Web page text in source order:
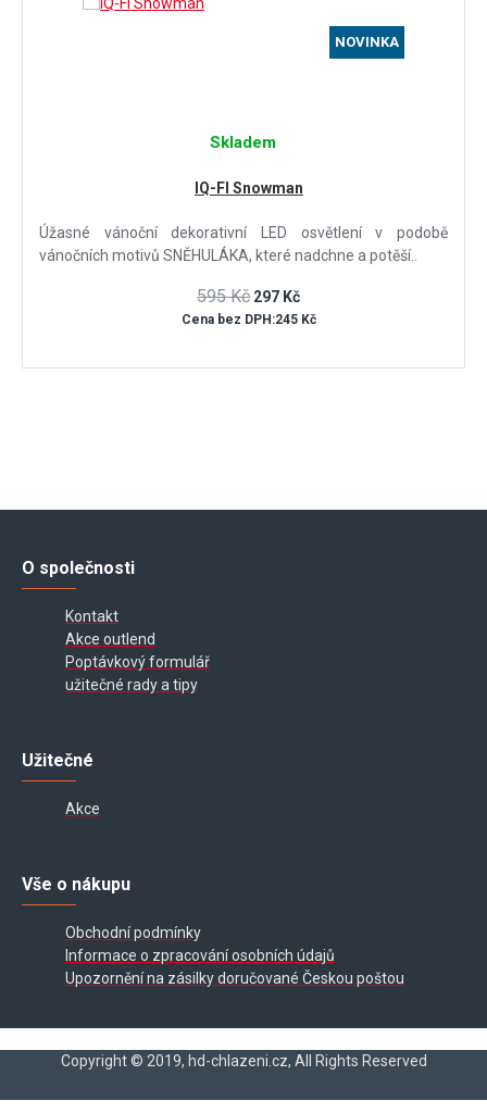
NOVINKA
Skladem
IQ-FI Snowman
Úžasné vánoční dekorativní LED osvětlení v podobě
vánočních motivů SNĚHULÁKA, které nadchne a potěší..
595 Kč 297 Kč
Cena bez DPH:245 Kč
O společnosti
Kontakt
Akce outlend
Poptávkový formulář
užitečné rady a tipy
Užitečné
Akce
Vše o nákupu
Obchodní podmínky
Informace o zpracování osobních údajů
Upozornění na zásilky doručované Českou poštou
Copyright © 2019, hd-chlazeni.cz, All Rights Reserved